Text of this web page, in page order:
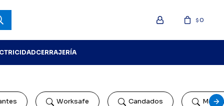
CERRAJERÍA
$0
Worksafe Candados